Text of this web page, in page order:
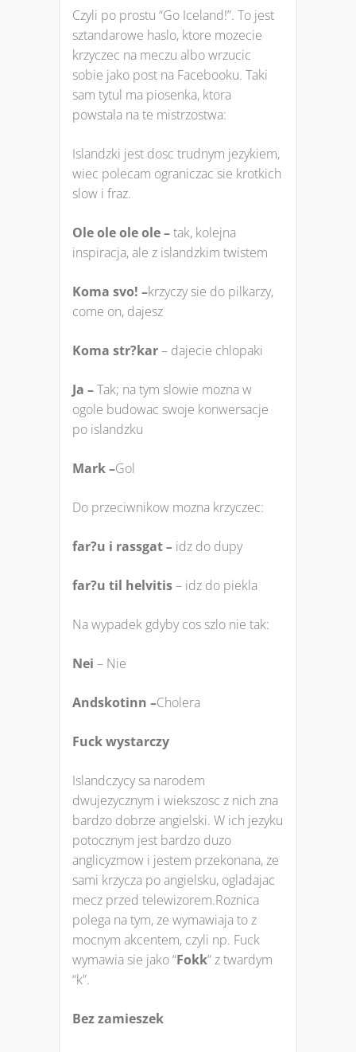
Czyli po prostu “Go Iceland!”. To jest
sztandarowe haslo, ktore mozecie
krzyczec na meczu albo wrzucic
sobie jako post na Facebooku. Taki
sam tytul ma piosenka, ktora
powstala na te mistrzostwa:
Islandzki jest dosc trudnym jezykiem,
wiec polecam ograniczac sie krotkich
slow i fraz.
Ole ole ole ole –tak, kolejna
inspiracja, ale z islandzkim twistem
Koma svo! –krzyczy sie do pilkarzy,
come on, dajesz
Koma str?kar– dajecie chlopaki
Ja –Tak; na tym slowie mozna w
ogole budowac swoje konwersacje
po islandzku
Mark –Gol
Do przeciwnikow mozna krzyczec:
far?u i rassgat– idz do dupy
far?u til helvitis– idz do piekla
Na wypadek gdyby cos szlo nie tak:
Nei – Nie
Andskotinn –Cholera
Fuck wystarczy
Islandczycy sa narodem
dwujezycznym i wiekszosc z nich zna
bardzo dobrze angielski. W ich jezyku
potocznym jest bardzo duzo
anglicyzmow i jestem przekonana, ze
sami krzycza po angielsku, ogladajac
mecz przed telewizorem.Roznica
polega na tym, ze wymawiaja to z
mocnym akcentem, czyli np. Fuck
wymawia sie jako “Fokk” z twardym
“k”.
Bez zamieszek